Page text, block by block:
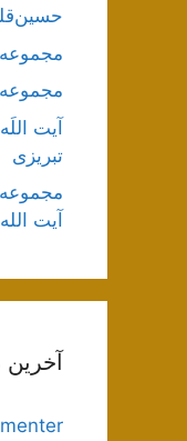
آیت
تبریزی
آیت
آخرین